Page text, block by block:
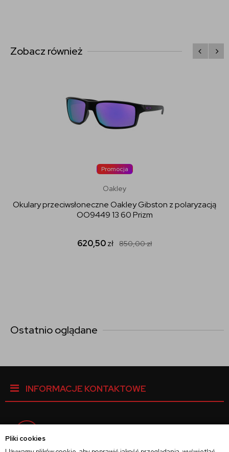
Pliki cookies
Zobacz również
Promocja
Oakley
Okulary przeciwsłoneczne Oakley Gibston z polaryzacją
OO9449 13 60 Prizm
620,50zł 850,00zł
Ostatnio oglądane
INFORMACJE KONTAKTOWE